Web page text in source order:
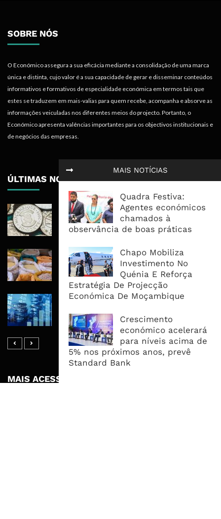
MAIS NOTÍCIAS
Quadra Festiva:
Agentes económicos
chamados à
observância de boas práticas
Chapo Mobiliza
Investimento No
Quénia E Reforça
Estratégia De Projecção
Económica De Moçambique
Crescimento
económico acelerará
para níveis acima de
5% nos próximos anos, prevê
Standard Bank
SOBRE NÓS
O Económico assegura a sua eficácia mediante a consolidação de uma marca
única e distinta, cujo valor é a sua capacidade de gerar e disseminar conteúdos
informativos e formativos de especialidade económica em termos tais que
estes se traduzem em mais-valias para quem recebe, acompanha e absorve as
informações veiculadas nos diferentes meios do projecto. Portanto, o
Económico apresenta valências importantes para os objectivos institucionais e
de negócios das empresas.
ÚLTIMAS NOTÍCIAS
Economia Moçambicana Procura
Recuperar em 2026, Mas Crédito,
Dívida e Divisas Limitam Aceleração
Commodities Agrícolas Entram Numa
Nova Fase de Risco Após Meses de
Oferta Confortável
Dívida Pública Sobe Para 75,2% do
Endividamento Interno
MAIS ACESSADOS